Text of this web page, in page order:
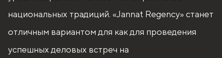
национальных традиций. «Jannat Regency» станет
отличным вариантом для как для проведения
успешных деловых встреч на